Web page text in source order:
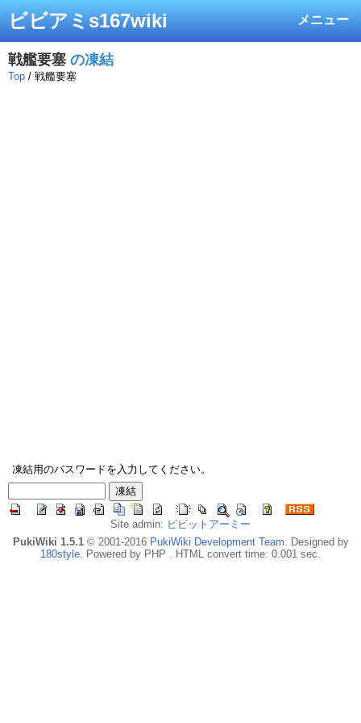
メニュー
ビビアミs167wiki
戦艦要塞 の凍結
Top / 戦艦要塞
凍結用のパスワードを入力してください。
Site admin: ビビットアーミー
PukiWiki 1.5.1© 2001-2016 PukiWiki Development Team. Designed by
180style. Powered by PHP . HTML convert time: 0.001 sec.